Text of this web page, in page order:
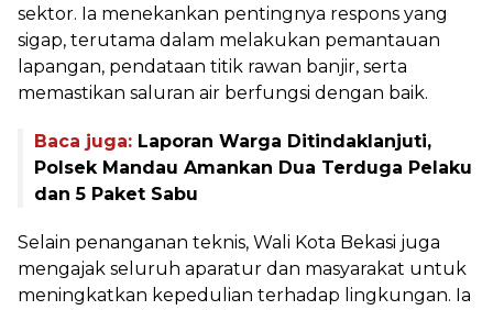
sektor. Ia menekankan pentingnya respons yang
sigap, terutama dalam melakukan pemantauan
lapangan, pendataan titik rawan banjir, serta
memastikan saluran air berfungsi dengan baik.
Baca juga: Laporan Warga Ditindaklanjuti,
Polsek Mandau Amankan Dua Terduga Pelaku
dan 5 Paket Sabu
Selain penanganan teknis, Wali Kota Bekasi juga
mengajak seluruh aparatur dan masyarakat untuk
meningkatkan kepedulian terhadap lingkungan. Ia